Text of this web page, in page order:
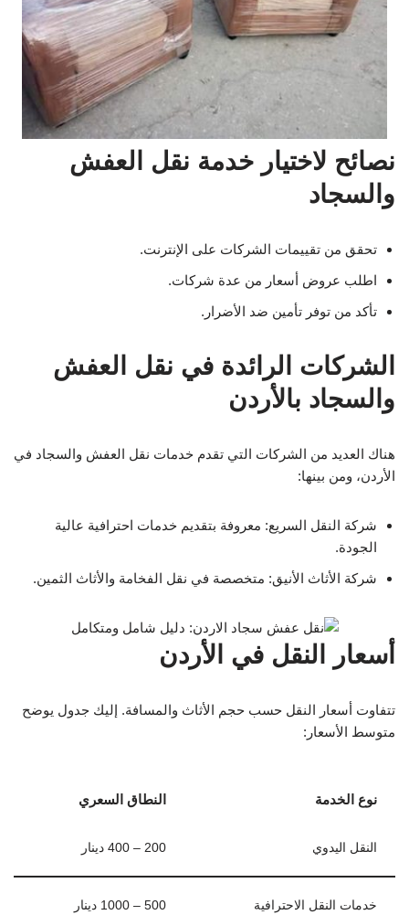
نصائح لاختيار خدمة نقل العفش
والسجاد
تحقق من تقييمات الشركات على الإنترنت.
اطلب عروض أسعار من عدة شركات.
تأكد من توفر تأمين ضد الأضرار.
الشركات الرائدة في نقل العفش
والسجاد بالأردن
هناك العديد من الشركات التي تقدم خدمات نقل العفش والسجاد في
الأردن، ومن بينها:
شركة النقل السريع: معروفة بتقديم خدمات احترافية عالية
الجودة.
شركة الأثاث الأنيق: متخصصة في نقل الفخامة والأثاث الثمين.
أسعار النقل في الأردن
تتفاوت أسعار النقل حسب حجم الأثاث والمسافة. إليك جدول يوضح
متوسط الأسعار:
نوع الخدمة النطاق السعري
النقل اليدوي 200 – 400 دينار
خدمات النقل الاحترافية 500 – 1000 دينار